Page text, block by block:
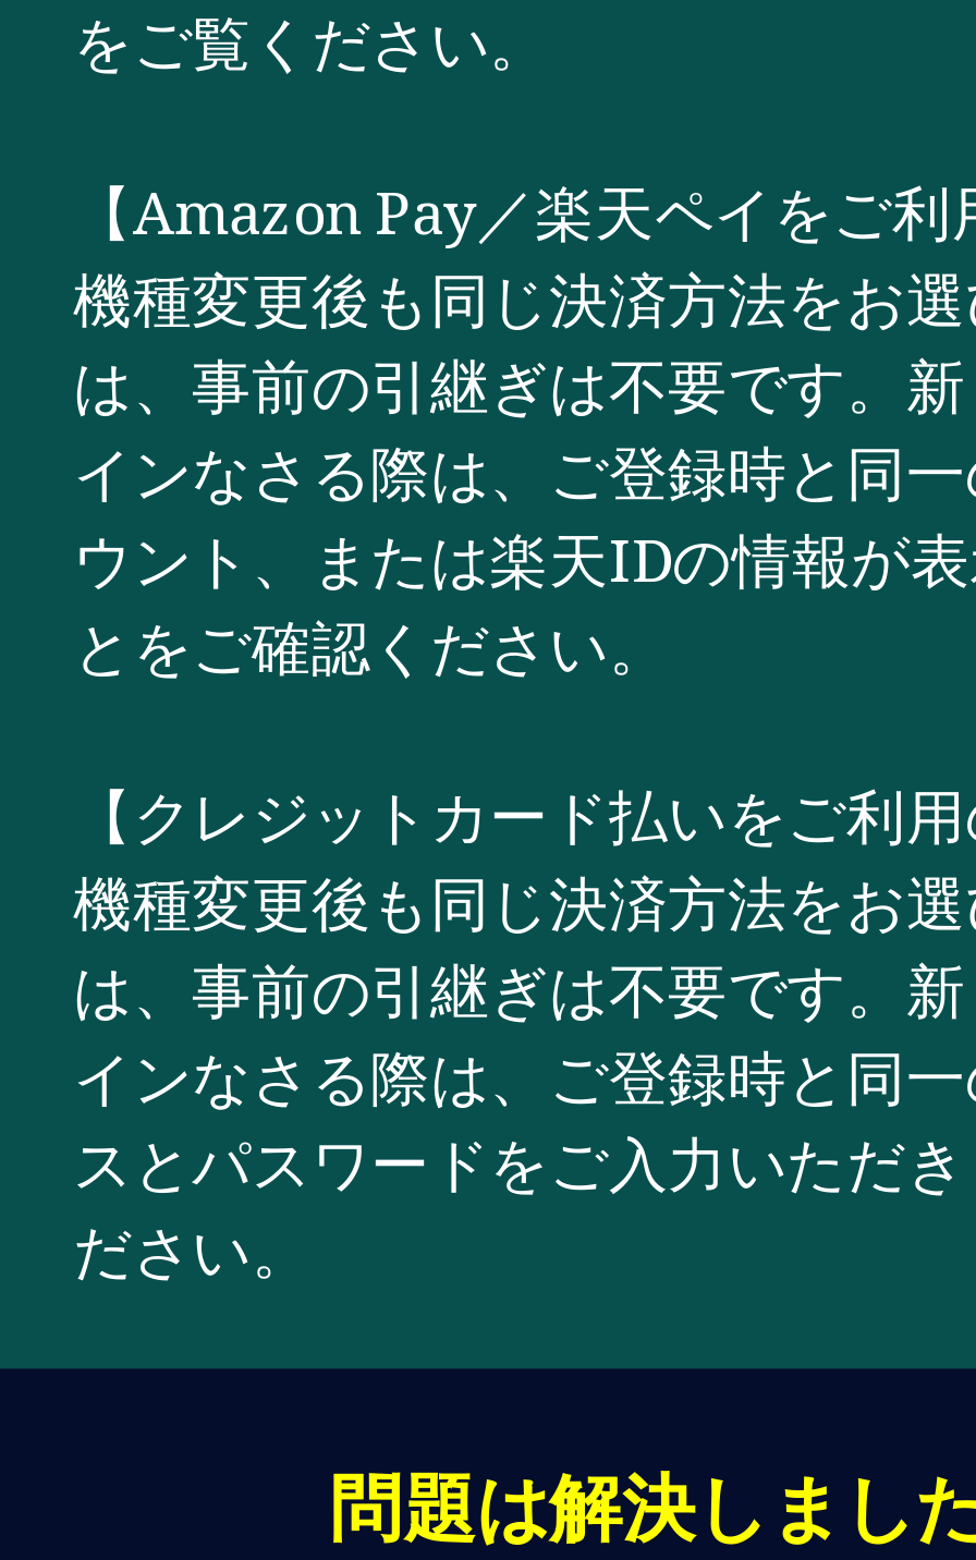
をご覧ください。
【Amazon Pay／楽天ペイをご
機種変更後も同じ決済方法をお
は、事前の引継ぎは不要です。
インなさる際は、ご登録時と同
ウント、または楽天IDの情報が
とをご確認ください。
【クレジットカード払いをご利
機種変更後も同じ決済方法をお
は、事前の引継ぎは不要です。
インなさる際は、ご登録時と同
スとパスワードをご入力いただ
ださい。
問題は解決しまし